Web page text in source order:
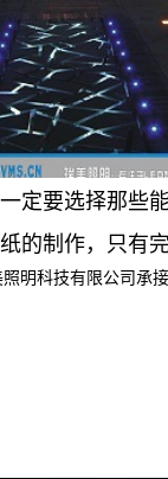
要选择那些
的制作，只有
科技有限公司